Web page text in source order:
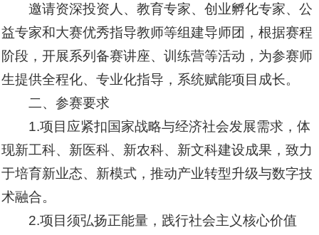
邀请资深投资人、教育专家、创业孵化专家、公
益专家和大赛优秀指导教师等组建导师团，根据赛程
阶段，开展系列备赛讲座、训练营等活动，为参赛师
生提供全程化、专业化指导，系统赋能项目成长。
二、参赛要求
1.项目应紧扣国家战略与经济社会发展需求，体
现新工科、新医科、新农科、新文科建设成果，致力
于培育新业态、新模式，推动产业转型升级与数字技
术融合。
2.项目须弘扬正能量，践行社会主义核心价值